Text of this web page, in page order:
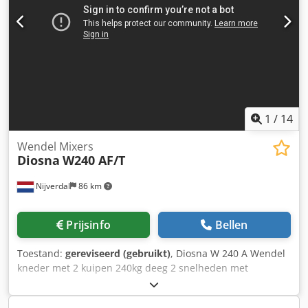
1 / 14
Nijverdal 86 km
Wendel Mixers
Diosna W240 AF/T
Prijsinfo Bellen
Toestand: gereviseerd (gebruikt), Diosna W 240 A Wendel
kneder met 2 kuipen 240kg deeg 2 snelheden met
frequentieregelaar originele Diosna digitale besturing
schraper temperatuur meting kortere kneedtijd snelle